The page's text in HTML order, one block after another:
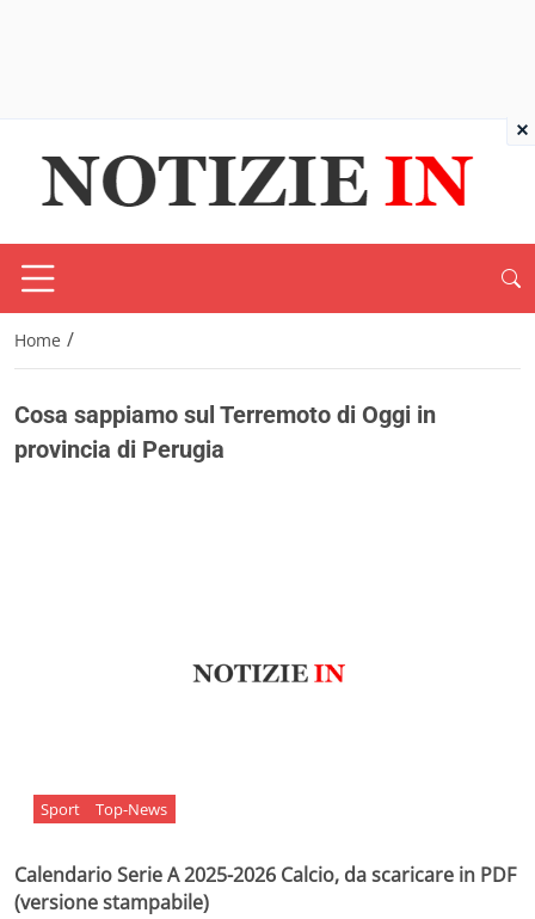
Home /
Cosa sappiamo sul Terremoto di Oggi in
provincia di Perugia
Sport Top-News
Calendario Serie A 2025-2026 Calcio, da scaricare in PDF
(versione stampabile)
×